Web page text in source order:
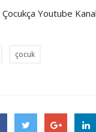
Çocukça Youtube
çocuk